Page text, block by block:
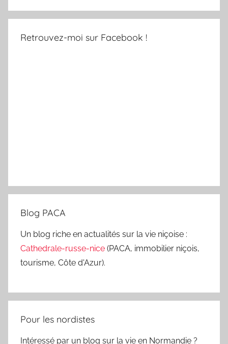
Retrouvez-moi sur Facebook !
Blog PACA
Un blog riche en actualités sur la vie niçoise :
Cathedrale-russe-nice (PACA, immobilier niçois,
tourisme, Côte d'Azur).
Pour les nordistes
Intéressé par un blog sur la vie en Normandie ?